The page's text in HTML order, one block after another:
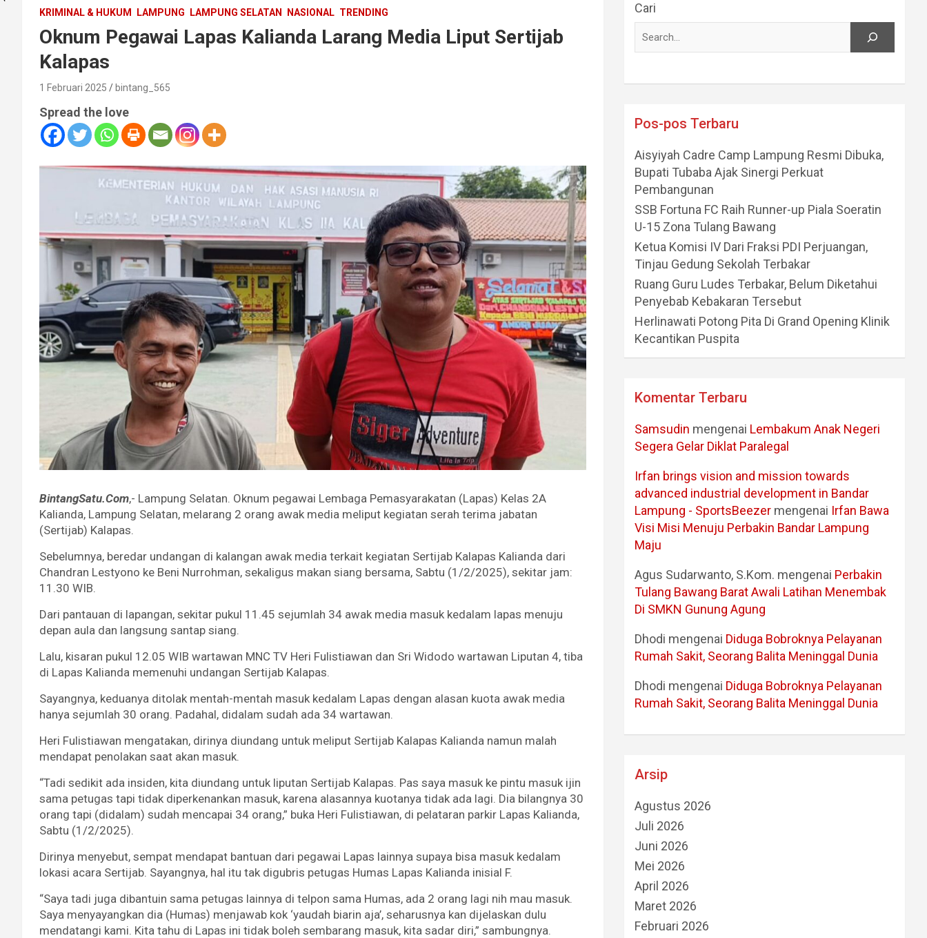
KRIMINAL & HUKUM LAMPUNG LAMPUNG SELATAN NASIONAL TRENDING
Oknum Pegawai Lapas Kalianda Larang Media Liput Sertijab
Kalapas
1 Februari 2025 bintang_565
Spread the love
BintangSatu.Com,- Lampung Selatan. Oknum pegawai Lembaga Pemasyarakatan (Lapas) Kelas 2A
Kalianda, Lampung Selatan, melarang 2 orang awak media meliput kegiatan serah terima jabatan
(Sertijab) Kalapas.
Sebelumnya, beredar undangan di kalangan awak media terkait kegiatan Sertijab Kalapas Kalianda dari
Chandran Lestyono ke Beni Nurrohman, sekaligus makan siang bersama, Sabtu (1/2/2025), sekitar jam:
11.30 WIB.
Dari pantauan di lapangan, sekitar pukul 11.45 sejumlah 34 awak media masuk kedalam lapas menuju
depan aula dan langsung santap siang.
Lalu, kisaran pukul 12.05 WIB wartawan MNC TV Heri Fulistiawan dan Sri Widodo wartawan Liputan 4, tiba
di Lapas Kalianda memenuhi undangan Sertijab Kalapas.
Sayangnya, keduanya ditolak mentah-mentah masuk kedalam Lapas dengan alasan kuota awak media
hanya sejumlah 30 orang. Padahal, didalam sudah ada 34 wartawan.
Heri Fulistiawan mengatakan, dirinya diundang untuk meliput Sertijab Kalapas Kalianda namun malah
mendapat penolakan saat akan masuk.
“Tadi sedikit ada insiden, kita diundang untuk liputan Sertijab Kalapas. Pas saya masuk ke pintu masuk ijin
sama petugas tapi tidak diperkenankan masuk, karena alasannya kuotanya tidak ada lagi. Dia bilangnya 30
orang tapi (didalam) sudah mencapai 34 orang,” buka Heri Fulistiawan, di pelataran parkir Lapas Kalianda,
Sabtu (1/2/2025).
Dirinya menyebut, sempat mendapat bantuan dari pegawai Lapas lainnya supaya bisa masuk kedalam
lokasi acara Sertijab. Sayangnya, hal itu tak digubris petugas Humas Lapas Kalianda inisial F.
“Saya tadi juga dibantuin sama petugas lainnya di telpon sama Humas, ada 2 orang lagi nih mau masuk.
Saya menyayangkan dia (Humas) menjawab kok ‘yaudah biarin aja’, seharusnya kan dijelaskan dulu
mendatangi kami. Kita tahu di Lapas ini tidak boleh sembarang masuk, kita sadar diri,” sambungnya.
Cari
Pos-pos Terbaru
Aisyiyah Cadre Camp Lampung Resmi Dibuka,
Bupati Tubaba Ajak Sinergi Perkuat
Pembangunan
SSB Fortuna FC Raih Runner-up Piala Soeratin
U-15 Zona Tulang Bawang
Ketua Komisi IV Dari Fraksi PDI Perjuangan,
Tinjau Gedung Sekolah Terbakar
Ruang Guru Ludes Terbakar, Belum Diketahui
Penyebab Kebakaran Tersebut
Herlinawati Potong Pita Di Grand Opening Klinik
Kecantikan Puspita
Komentar Terbaru
Samsudin mengenai Lembakum Anak Negeri
Segera Gelar Diklat Paralegal
Irfan brings vision and mission towards
advanced industrial development in Bandar
Lampung - SportsBeezer mengenai Irfan Bawa
Visi Misi Menuju Perbakin Bandar Lampung
Maju
Agus Sudarwanto, S.Kom. mengenai Perbakin
Tulang Bawang Barat Awali Latihan Menembak
Di SMKN Gunung Agung
Dhodi mengenai Diduga Bobroknya Pelayanan
Rumah Sakit, Seorang Balita Meninggal Dunia
Dhodi mengenai Diduga Bobroknya Pelayanan
Rumah Sakit, Seorang Balita Meninggal Dunia
Arsip
Agustus 2026
Juli 2026
Juni 2026
Mei 2026
April 2026
Maret 2026
Februari 2026